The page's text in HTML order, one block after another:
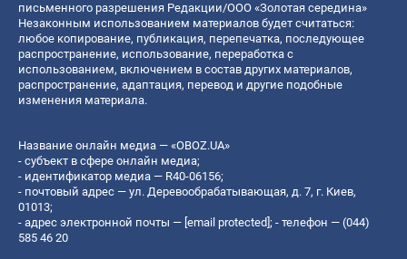
письменного разрешения Редакции/ООО «Золотая середина»
Незаконным использованием материалов будет считаться:
любое копирование, публикация, перепечатка, последующее
распространение, использование, переработка с
использованием, включением в состав других материалов,
распространение, адаптация, перевод и другие подобные
изменения материала.
Название онлайн медиа — «OBOZ.UA»
- субъект в сфере онлайн медиа;
- идентификатор медиа — R40-06156;
- почтовый адрес — ул. Деревообрабатывающая, д. 7, г. Киев,
01013;
- адрес электронной почты — [email protected] ; - телефон — (044)
585 46 20